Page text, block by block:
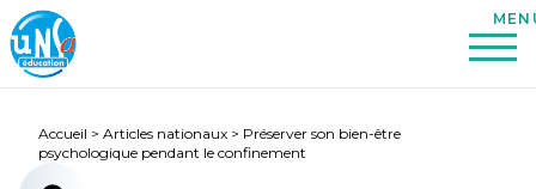
Accueil > Articles nationaux > Préserver son bien-être
psychologique pendant le confinement